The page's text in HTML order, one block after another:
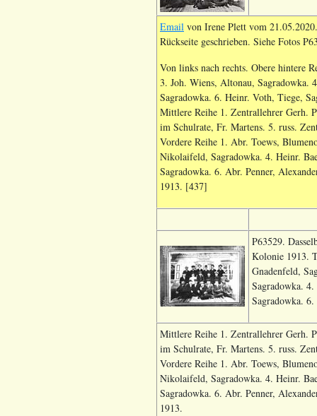
Email von Irene Plett vom
Rückseite geschrieben. Siehe Fotos
Von links nach rechts. Obere hintere
3. Joh. Wiens, Altonau, Sagradowka.
Sagradowka. 6. Heinr. Voth, Tiege,
Mittlere Reihe 1. Zentrallehrer Gerh.
im Schulrate, Fr. Martens. 5. russ.
Vordere Reihe 1. Abr. Toews,
Nikolaifeld, Sagradowka. 4. Heinr.
Sagradowka. 6. Abr. Penner,
1913. [437]
P63529.
Kolonie 1913.
Gnadenfeld,
Sagradowka.
Sagradowka.
Mittlere Reihe 1. Zentrallehrer Gerh.
im Schulrate, Fr. Martens. 5. russ.
Vordere Reihe 1. Abr. Toews,
Nikolaifeld, Sagradowka. 4. Heinr.
Sagradowka. 6. Abr. Penner,
1913.